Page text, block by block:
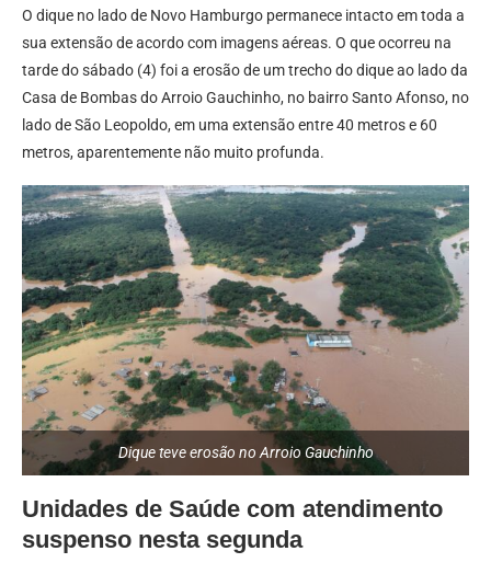
O dique no lado de Novo Hamburgo permanece intacto em toda a
sua extensão de acordo com imagens aéreas. O que ocorreu na
tarde do sábado (4) foi a erosão de um trecho do dique ao lado da
Casa de Bombas do Arroio Gauchinho, no bairro Santo Afonso, no
lado de São Leopoldo, em uma extensão entre 40 metros e 60
metros, aparentemente não muito profunda.
Dique teve erosão no Arroio Gauchinho
Unidades de Saúde com atendimento
suspenso nesta segunda